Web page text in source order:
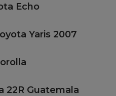
Echo
Yaris 2007
22R Guatemala